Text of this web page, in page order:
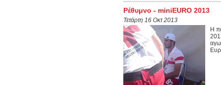
Ρέθυμνο - miniEURO 2013
Τετάρτη 16 Οκτ 2013
Η